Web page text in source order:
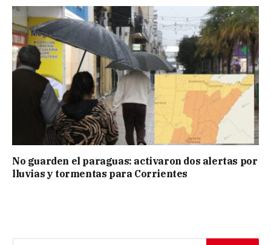
No guarden el paraguas: activaron dos alertas por
lluvias y tormentas para Corrientes